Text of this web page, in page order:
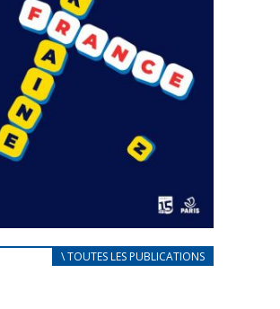
D’ACCUEIL\ TOUTES LES PUBLICATIONS